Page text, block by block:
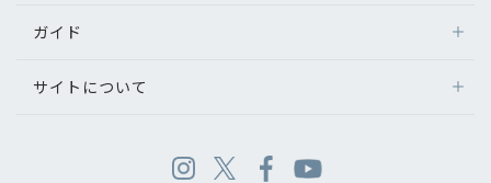
ガイド
サイトについて